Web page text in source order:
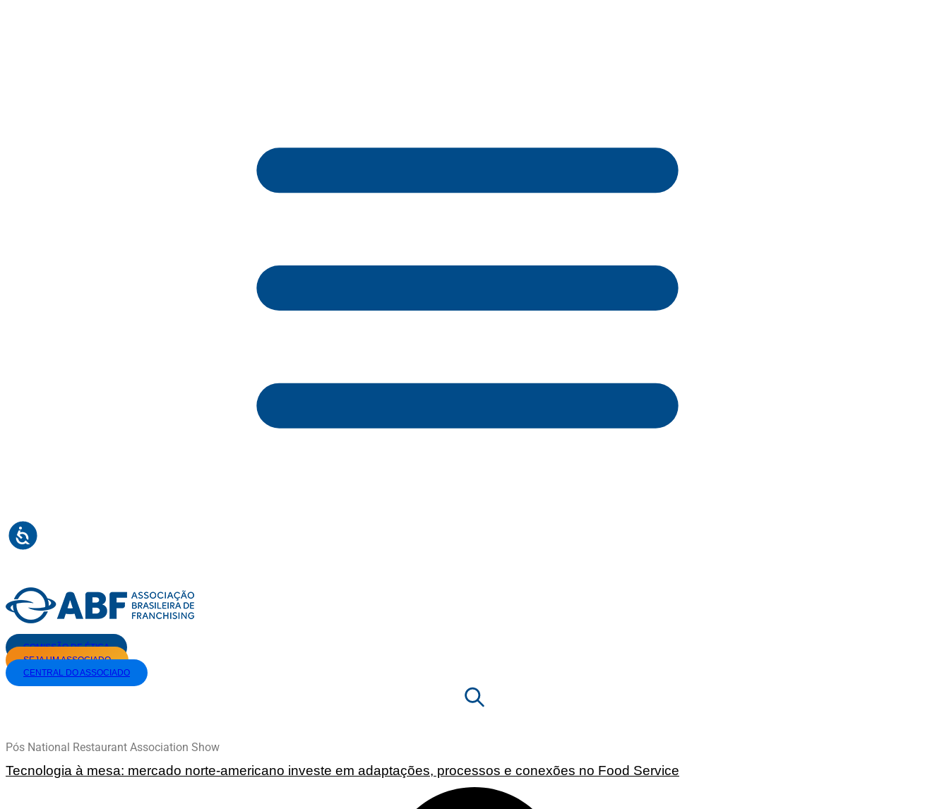
COMISSÃO DE ÉTICA
SEJA UM ASSOCIADO
CENTRAL DO ASSOCIADO
Pós National Restaurant Association Show
Tecnologia à mesa: mercado norte-americano investe em adaptações, processos e conexões no Food Service